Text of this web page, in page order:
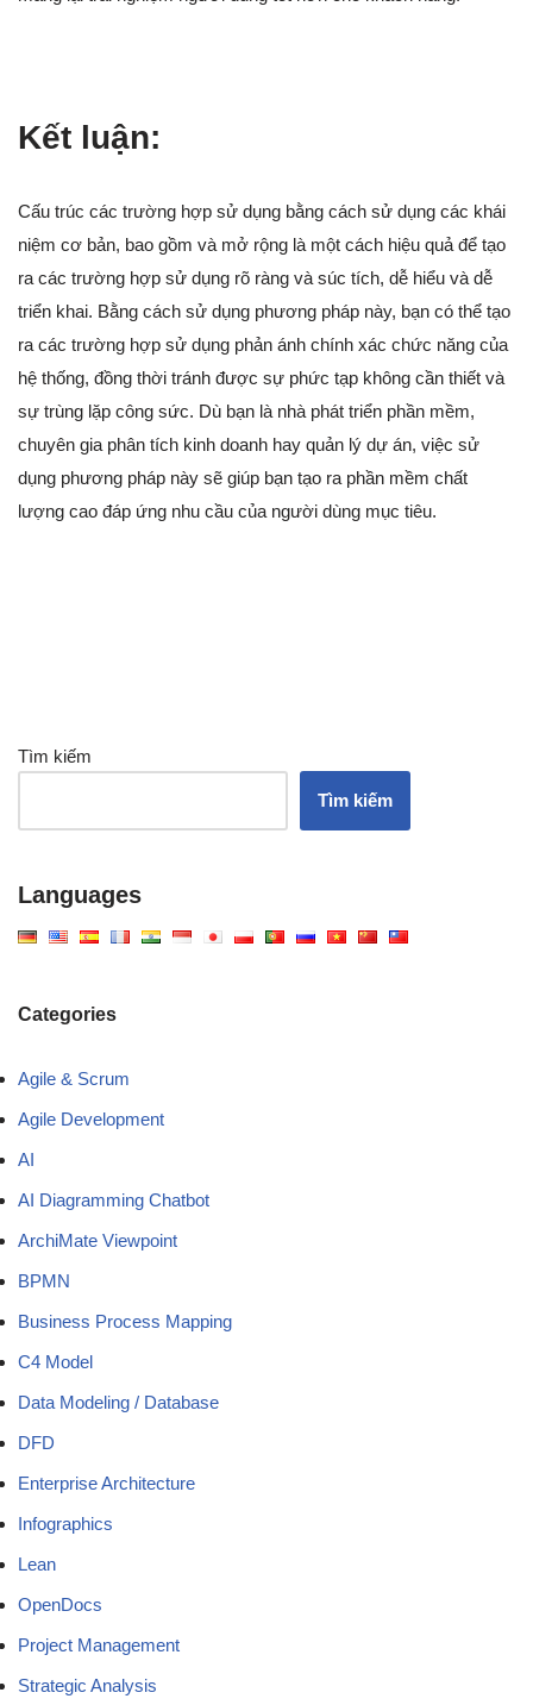
Kết luận:
Cấu trúc các trường hợp sử dụng bằng cách sử dụng các khái
niệm cơ bản, bao gồm và mở rộng là một cách hiệu quả để tạo
ra các trường hợp sử dụng rõ ràng và súc tích, dễ hiểu và dễ
triển khai. Bằng cách sử dụng phương pháp này, bạn có thể tạo
ra các trường hợp sử dụng phản ánh chính xác chức năng của
hệ thống, đồng thời tránh được sự phức tạp không cần thiết và
sự trùng lặp công sức. Dù bạn là nhà phát triển phần mềm,
chuyên gia phân tích kinh doanh hay quản lý dự án, việc sử
dụng phương pháp này sẽ giúp bạn tạo ra phần mềm chất
lượng cao đáp ứng nhu cầu của người dùng mục tiêu.
Tìm kiếm
Tìm kiếm
Languages
Categories
Agile & Scrum
Agile Development
AI
AI Diagramming Chatbot
ArchiMate Viewpoint
BPMN
Business Process Mapping
C4 Model
Data Modeling / Database
DFD
Enterprise Architecture
Infographics
Lean
OpenDocs
Project Management
Strategic Analysis